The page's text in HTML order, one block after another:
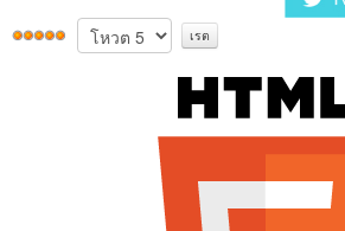
ร่วมงานกับเรา